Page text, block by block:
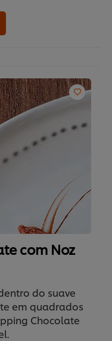
com Noz
do suave
em quadrados
Chocolate